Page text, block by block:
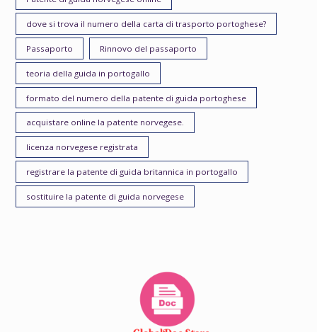
dove si trova il numero della carta di trasporto portoghese?
Passaporto Rinnovo del passaporto
teoria della guida in portogallo
formato del numero della patente di guida portoghese
acquistare online la patente norvegese.
licenza norvegese registrata
registrare la patente di guida britannica in portogallo
sostituire la patente di guida norvegese